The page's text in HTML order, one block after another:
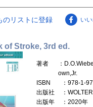
のリストに登録 い
of Stroke, 3rd ed.
著者
：
own,Jr.
ISBN
：978-1-
出版社
：
出版年
：2020年